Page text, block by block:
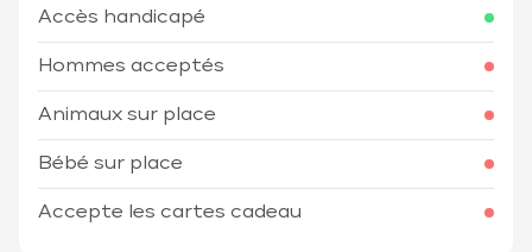
Accès handicapé
Hommes acceptés
Animaux sur place
Bébé sur place
Accepte les cartes cadeau